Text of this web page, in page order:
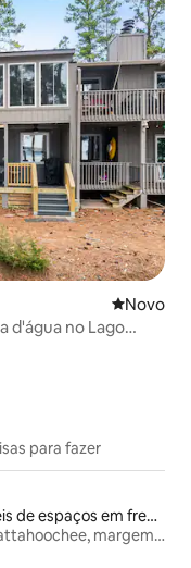
Novo
Novo
d'água no Lago
para fazer
Aluguéis de espaços em frente à praia
Rio Chattahoochee, margem da Geórgia